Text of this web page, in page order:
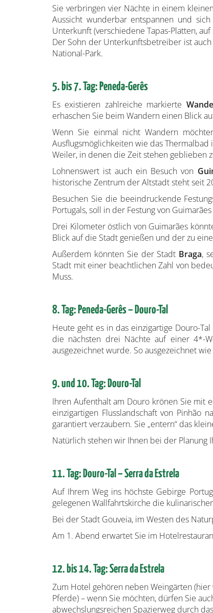
Sie verbringen vier Nächte in einem
Aussicht wunderbar entspannen und
Unterkunft (verschiedene Tapas-Platten, auf
Der Sohn der Unterkunftsbetreiber ist
National-Park.
5. bis 7. Tag: Peneda-Gerês
Es existieren zahlreiche markierte
erhaschen Sie beim Wandern einen Blick
Wenn Sie einmal nicht Wandern
Ausflugsmöglichkeiten wie das
Weiler, in denen die Zeit stehen geblieben
Lohnenswert ist auch ein Besuch von
historische Zentrum der Altstadt steht seit
Besuchen Sie die beeindruckende
Portugals, soll in der Festung von
Drei Kilometer östlich von Guimarães
Blick auf die Stadt genießen und der zu
Außerdem könnten Sie der Stadt Braga,
Stadt mit einer beachtlichen Zahl von
Muss.
8. Tag: Peneda-Gerês – Douro-Tal
Heute geht es in das einzigartige Douro-
die nächsten drei Nächte auf einer 4*-
ausgezeichnet wurde. So ausgezeichnet
9. und 10. Tag: Douro-Tal
Ihren Aufenthalt am Douro krönen Sie mit
einzigartigen Flusslandschaft von
garantiert verzaubern. Sie „entern“ das
Natürlich stehen wir Ihnen bei der Planung
11. Tag: Douro-Tal – Serra da Estrela
Auf Ihrem Weg ins höchste Gebirge
gelegenen Wallfahrtskirche die
Bei der Stadt Gouveia, im Westen des
Am 1. Abend erwartet Sie im
12. bis 14. Tag: Serra da Estrela
Zum Hotel gehören neben Weingärten
Pferde) – wenn Sie möchten, dürfen Sie
abwechslungsreichen Spazierweg durch